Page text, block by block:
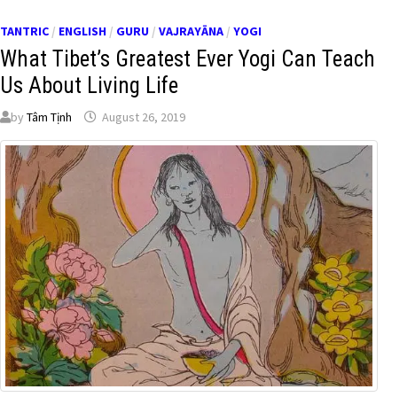
TANTRIC/ ENGLISH/ GURU/ VAJRAYĀNA/ YOGI
What Tibet’s Greatest Ever Yogi Can Teach
Us About Living Life
by Tâm Tịnh August 26, 2019